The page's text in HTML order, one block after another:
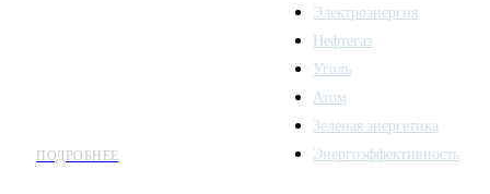
ПОДРОБНЕЕ
Электроэнергия
Нефтегаз
Уголь
Атом
Зеленая энергетика
Энергоэффективность